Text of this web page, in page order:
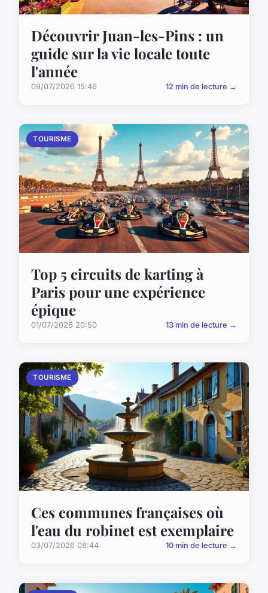
Découvrir Juan-les-Pins : un
guide sur la vie locale toute
l'année
09/07/2026 15:46 12 min de lecture →
TOURISME
Top 5 circuits de karting à
Paris pour une expérience
épique
01/07/2026 20:50 13 min de lecture →
TOURISME
Ces communes françaises où
l'eau du robinet est exemplaire
03/07/2026 08:44 10 min de lecture →